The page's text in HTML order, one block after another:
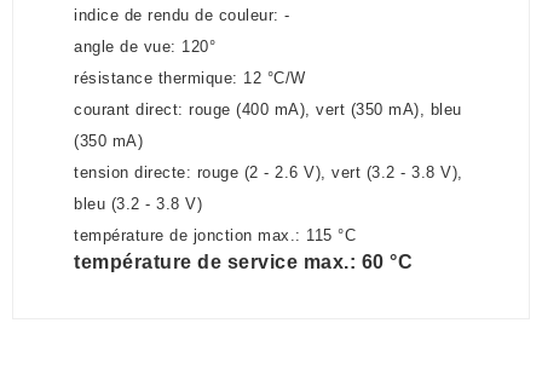
indice de rendu de couleur: -
angle de vue: 120°
résistance thermique: 12 °C/W
courant direct: rouge (400 mA), vert (350 mA), bleu
(350 mA)
tension directe: rouge (2 - 2.6 V), vert (3.2 - 3.8 V),
bleu (3.2 - 3.8 V)
température de jonction max.: 115 °C
température de service max.: 60 °C